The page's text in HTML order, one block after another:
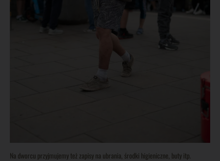
Na dworcu przyjmujemy też zapisy na ubrania, środki higieniczne, buty itp.